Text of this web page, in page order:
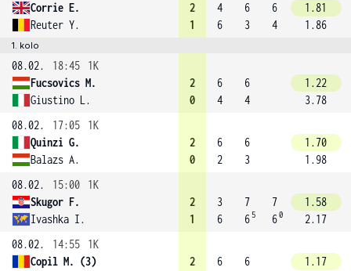
Corrie E.
Reuter Y.
2
1
4
6
6
3
6
4
1.81
1.86
1. kolo
08.02. 18:45
1K
Fucsovics M.
Giustino L.
2
0
6
4
6
4
1.22
3.78
08.02.
17:05
1K
Quinzi G.
Balazs A.
2
0
6
2
6
3
1.70
1.98
08.02.
15:00
1K
Skugor F.
Ivashka I.
2
1
3
6
7
6 5
7
60
1.58
2.17
08.02.
14:55
1K
Copil M. (3)
2
6
6
1.17